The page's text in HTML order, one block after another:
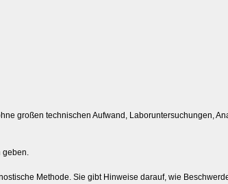
großen technischen Aufwand, Laboruntersuchungen,
geben.
Methode. Sie gibt Hinweise darauf, wie